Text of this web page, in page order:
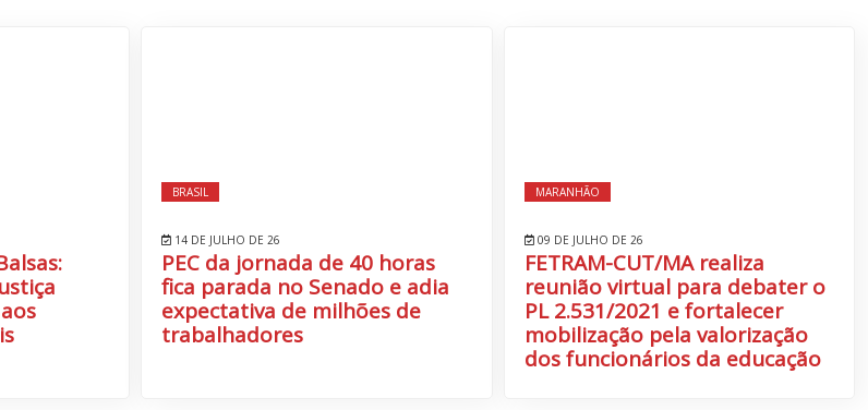
BRASIL
14 DE JULHO DE 26
PEC da jornada de 40 horas
fica parada no Senado e adia
expectativa de milhões de
trabalhadores
MARANHÃO
09 DE JULHO DE 26
FETRAM-CUT/MA realiza
reunião virtual para debater o
PL 2.531/2021 e fortalecer
mobilização pela valorização
dos funcionários da educação